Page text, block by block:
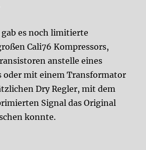
es noch limitierte
Cali76 Kompressors,
anstelle eines
oder mit einem Transformator
Dry Regler, mit dem
Signal das Original
konnte.